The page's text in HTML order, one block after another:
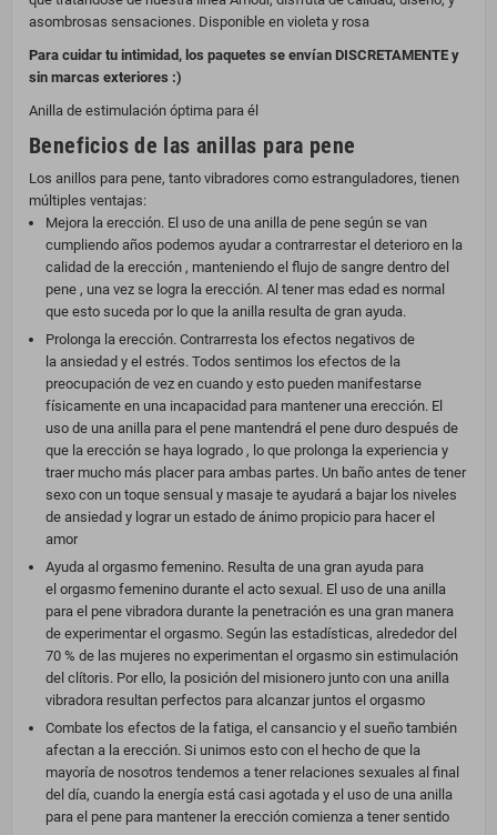
asombrosas sensaciones. Disponible en violeta y rosa
Para cuidar tu intimidad, los paquetes se envían DISCRETAMENTE y
sin marcas exteriores :)
Anilla de estimulación óptima para él
Beneficios de las anillas para pene
Los anillos para pene, tanto vibradores como estranguladores, tienen
múltiples ventajas:
Mejora la erección. El uso de una anilla de pene según se van
cumpliendo años podemos ayudar a contrarrestar el deterioro en la
calidad de la erección , manteniendo el flujo de sangre dentro del
pene , una vez se logra la erección. Al tener mas edad es normal
que esto suceda por lo que la anilla resulta de gran ayuda.
Prolonga la erección. Contrarresta los efectos negativos de
la ansiedad y el estrés. Todos sentimos los efectos de la
preocupación de vez en cuando y esto pueden manifestarse
físicamente en una incapacidad para mantener una erección. El
uso de una anilla para el pene mantendrá el pene duro después de
que la erección se haya logrado , lo que prolonga la experiencia y
traer mucho más placer para ambas partes. Un baño antes de tener
sexo con un toque sensual y masaje te ayudará a bajar los niveles
de ansiedad y lograr un estado de ánimo propicio para hacer el
amor
Ayuda al orgasmo femenino. Resulta de una gran ayuda para
el orgasmo femenino durante el acto sexual. El uso de una anilla
para el pene vibradora durante la penetración es una gran manera
de experimentar el orgasmo. Según las estadísticas, alrededor del
70 % de las mujeres no experimentan el orgasmo sin estimulación
del clítoris. Por ello, la posición del misionero junto con una anilla
vibradora resultan perfectos para alcanzar juntos el orgasmo
Combate los efectos de la fatiga, el cansancio y el sueño también
afectan a la erección. Si unimos esto con el hecho de que la
mayoría de nosotros tendemos a tener relaciones sexuales al final
del día, cuando la energía está casi agotada y el uso de una anilla
para el pene para mantener la erección comienza a tener sentido